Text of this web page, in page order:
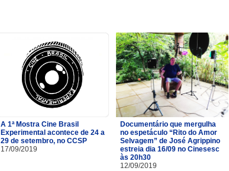
A 1ª Mostra Cine Brasil
Experimental acontece de 24 a
29 de setembro, no CCSP
17/09/2019
Documentário que mergulha
no espetáculo “Rito do Amor
Selvagem” de José Agrippino
estreia dia 16/09 no Cinesesc
às 20h30
12/09/2019